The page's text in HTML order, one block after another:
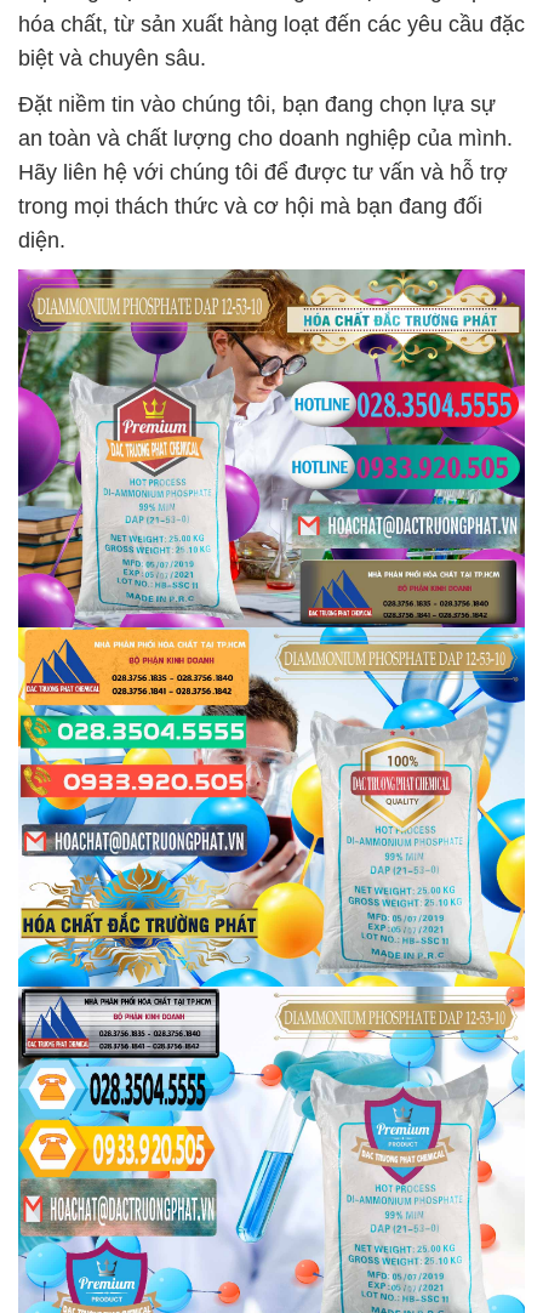
hóa chất, từ sản xuất hàng loạt đến các yêu cầu đặc
biệt và chuyên sâu.
Đặt niềm tin vào chúng tôi, bạn đang chọn lựa sự
an toàn và chất lượng cho doanh nghiệp của mình.
Hãy liên hệ với chúng tôi để được tư vấn và hỗ trợ
trong mọi thách thức và cơ hội mà bạn đang đối
diện.